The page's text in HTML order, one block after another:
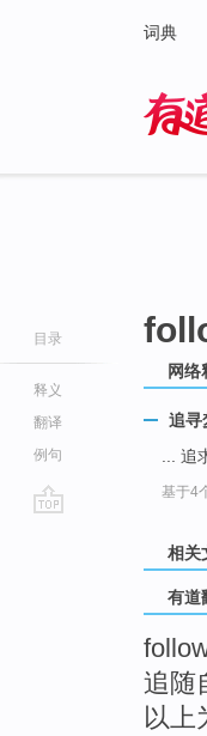
词典
目录
释义
翻译
例句
网络
追寻
...
基于4
相关
有道
追随
以上